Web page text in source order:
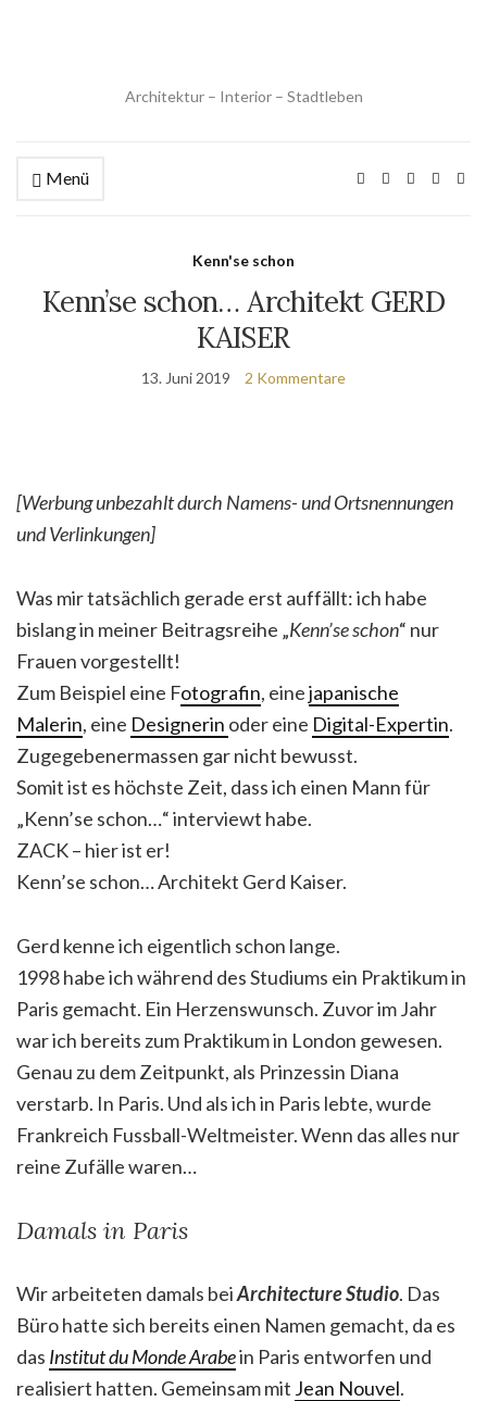
Architektur – Interior – Stadtleben
Menü
Kenn'se schon
Kenn’se schon… Architekt GERD
KAISER
13. Juni 2019 2 Kommentare
[Werbung unbezahlt durch Namens- und Ortsnennungen
und Verlinkungen]
Was mir tatsächlich gerade erst auffällt: ich habe
bislang in meiner Beitragsreihe „Kenn’se schon“ nur
Frauen vorgestellt!
Zum Beispiel eine Fotografin, einejapanische
Malerin, eine Designerin oder eine Digital-Expertin.
Zugegebenermassen gar nicht bewusst.
Somit ist es höchste Zeit, dass ich einen Mann für
„Kenn’se schon…“ interviewt habe.
ZACK – hier ist er!
Kenn’se schon… Architekt Gerd Kaiser.
Gerd kenne ich eigentlich schon lange.
1998 habe ich während des Studiums ein Praktikum in
Paris gemacht. Ein Herzenswunsch. Zuvor im Jahr
war ich bereits zum Praktikum in London gewesen.
Genau zu dem Zeitpunkt, als Prinzessin Diana
verstarb. In Paris. Und als ich in Paris lebte, wurde
Frankreich Fussball-Weltmeister. Wenn das alles nur
reine Zufälle waren…
Damals in Paris
Wir arbeiteten damals beiArchitecture Studio. Das
Büro hatte sich bereits einen Namen gemacht, da es
das Institut du Monde Arabein Paris entworfen und
realisiert hatten. Gemeinsam mit Jean Nouvel.